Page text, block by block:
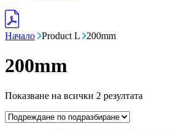
Начало Product L 200mm
200mm
Показване на всички 2 резултата